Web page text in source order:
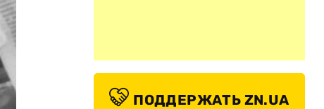
ПОДДЕРЖАТЬ ZN.UA